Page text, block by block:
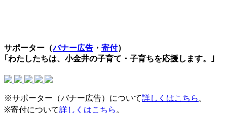
サポーター（バナー広告 ・ 寄付）
｢わたしたちは、小金井の子育て・子育ちを応援します。｣
※サポーター（バナー広告）について詳しくはこちら 。
※寄付について詳しくはこちら 。